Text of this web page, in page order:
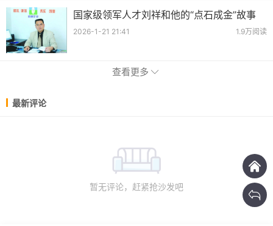
国家级领军人才刘祥和他的“点石成金”故事
2026-1-21 21:41 1.9万阅读
查看更多
最新评论
暂无评论，赶紧抢沙发吧